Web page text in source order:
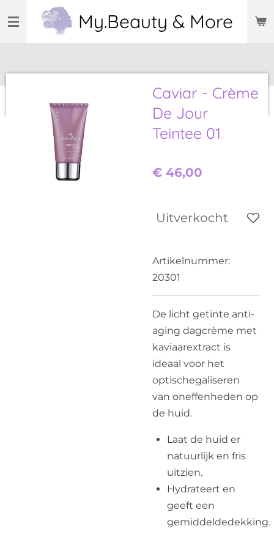
direct
My.Beauty & More
Caviar - Crème
De Jour
Teintee 01
€ 46,00
Uitverkocht
Artikelnummer:
20301
De licht getinte anti-
aging dagcrème met
kaviaarextract is
ideaal voor het
optischegaliseren
van oneffenheden op
de huid.
Laat de huid er
natuurlijk en fris
uitzien.
Hydrateert en
geeft een
gemiddeldedekking.